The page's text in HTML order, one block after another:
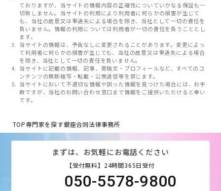
ておりますが、当サイトの情報内容の正確性についていかなる保証も一
切致しません。当サイトの利用により利用者に何らかの損害が生じて
も、当社の故意又は重過失による場合を除き、当社として一切の責任を
負いません。情報の利用については利用者が一切の責任を負うこととし
ます。
当サイトの情報は、予告なしに変更されることがあります。変更によっ
て利用者に何らかの損害が生じても、当社の故意又は重過失による場合
を除き、当社として一切の責任を負いません。
当サイトに記載の情報、記事、寄稿文・プロフィールなど、すべてのコ
ンテンツの無断複写・転載・公衆送信等を禁じます。
当サイトにおいて不適切な情報や誤った情報を見つけた場合には、お手
数ですが、当社のお問い合わせ窓口まで情報をご提供いただけると幸い
です。
TOP専門家を探す銀座合同法律事務所
まずは、お気軽にお電話ください
【受付無料】24時間365日受付
050-5578-9800